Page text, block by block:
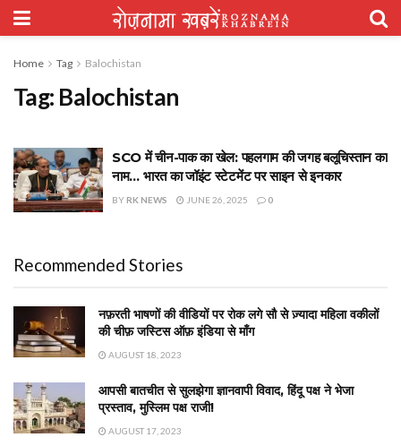
Home Tag Balochistan
Tag: Balochistan
SCO में चीन-पाक का खेल: पहलगाम की जगह बलूचिस्तान का
नाम… भारत का जॉइंट स्टेटमेंट पर साइन से इनकार
BY RK NEWS JUNE 26, 2025 0
Recommended Stories
नफ़रती भाषणों की वीडियों पर रोक लगे सौ से ज़्यादा महिला वकीलों
की चीफ़ जस्टिस ऑफ़ इंडिया से माँग
AUGUST 18, 2023
आपसी बातचीत से सुलझेगा ज्ञानवापी विवाद, हिंदू पक्ष ने भेजा
प्रस्ताव, मुस्लिम पक्ष राजी!
AUGUST 17, 2023